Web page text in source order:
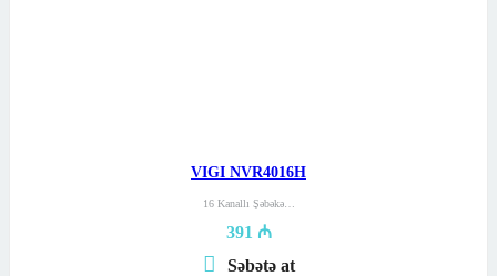
VIGI NVR4016H
16 Kanallı Şəbəkə…
391 ₼
Səbətə at